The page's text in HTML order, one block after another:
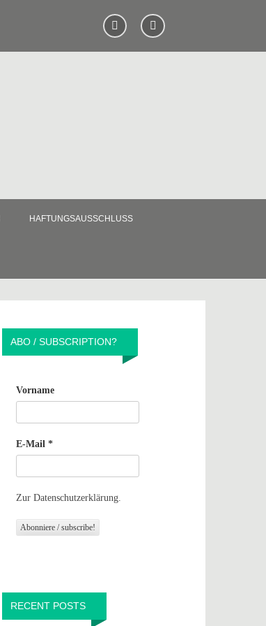
HAFTUNGSAUSSCHLUSS
ABO / SUBSCRIPTION?
Vorname
E-Mail *
Zur Datenschutzerklärung.
RECENT POSTS